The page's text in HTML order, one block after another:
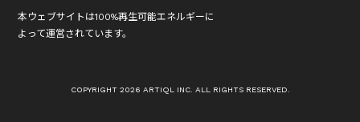
本ウェブサイトは100%再生可能エネルギーに
よって運営されています。
COPYRIGHT 2026 ARTIQL INC. ALL RIGHTS RESERVED.